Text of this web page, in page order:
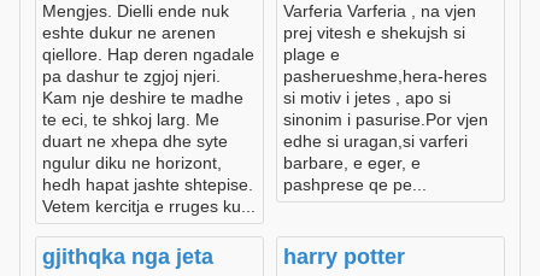
Mengjes. Dielli ende nuk
eshte dukur ne arenen
qiellore. Hap deren ngadale
pa dashur te zgjoj njeri.
Kam nje deshire te madhe
te eci, te shkoj larg. Me
duart ne xhepa dhe syte
ngulur diku ne horizont,
hedh hapat jashte shtepise.
Vetem kercitja e rruges ku...
Varferia Varferia , na vjen
prej vitesh e shekujsh si
plage e
pasherueshme,hera-heres
si motiv i jetes , apo si
sinonim i pasurise.Por vjen
edhe si uragan,si varferi
barbare, e eger, e
pashprese qe pe...
gjithqka nga jeta harry potter